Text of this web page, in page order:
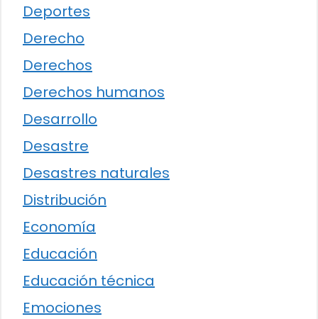
Deportes
Derecho
Derechos
Derechos humanos
Desarrollo
Desastre
Desastres naturales
Distribución
Economía
Educación
Educación técnica
Emociones